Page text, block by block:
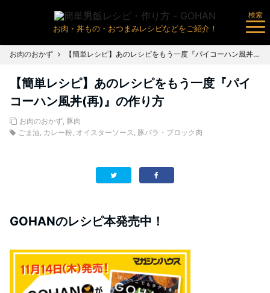
お肉・丼もの・おつまみレシピなどをご紹介！
検索
お肉のおかず 【簡単レシピ】あのレシピをもう一度『パイコーハン風丼(再)』の作り方
【簡単レシピ】あのレシピをもう一度『パイ
コーハン風丼(再)』の作り方
お肉のおかず, 豚肉
ごま油, カレー粉, オイスターソース, 豚バラ・ブロック肉
GOHANのレシピ本発売中！